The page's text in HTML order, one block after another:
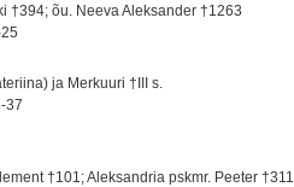
†394; õu. Neeva Aleksander †1263
ja Merkuuri †III s.
37
†101; Aleksandria pskmr. Peeter †311